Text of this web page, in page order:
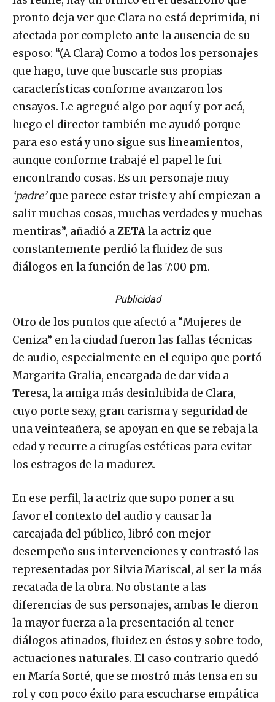
pronto deja ver que Clara no está deprimida, ni
afectada por completo ante la ausencia de su
esposo: “(A Clara) Como a todos los personajes
que hago, tuve que buscarle sus propias
características conforme avanzaron los
ensayos. Le agregué algo por aquí y por acá,
luego el director también me ayudó porque
para eso está y uno sigue sus lineamientos,
aunque conforme trabajé el papel le fui
encontrando cosas. Es un personaje muy
‘padre’que parece estar triste y ahí empiezan a
salir muchas cosas, muchas verdades y muchas
mentiras”, añadió aZETAla actriz que
constantemente perdió la fluidez de sus
diálogos en la función de las 7:00 pm.
Publicidad
Otro de los puntos que afectó a “Mujeres de
Ceniza” en la ciudad fueron las fallas técnicas
de audio, especialmente en el equipo que portó
Margarita Gralia, encargada de dar vida a
Teresa, la amiga más desinhibida de Clara,
cuyo porte sexy, gran carisma y seguridad de
una veinteañera, se apoyan en que se rebaja la
edad y recurre a cirugías estéticas para evitar
los estragos de la madurez.
En ese perfil, la actriz que supo poner a su
favor el contexto del audio y causar la
carcajada del público, libró con mejor
desempeño sus intervenciones y contrastó las
representadas por Silvia Mariscal, al ser la más
recatada de la obra. No obstante a las
diferencias de sus personajes, ambas le dieron
la mayor fuerza a la presentación al tener
diálogos atinados, fluidez en éstos y sobre todo,
actuaciones naturales. El caso contrario quedó
en María Sorté, que se mostró más tensa en su
rol y con poco éxito para escucharse empática